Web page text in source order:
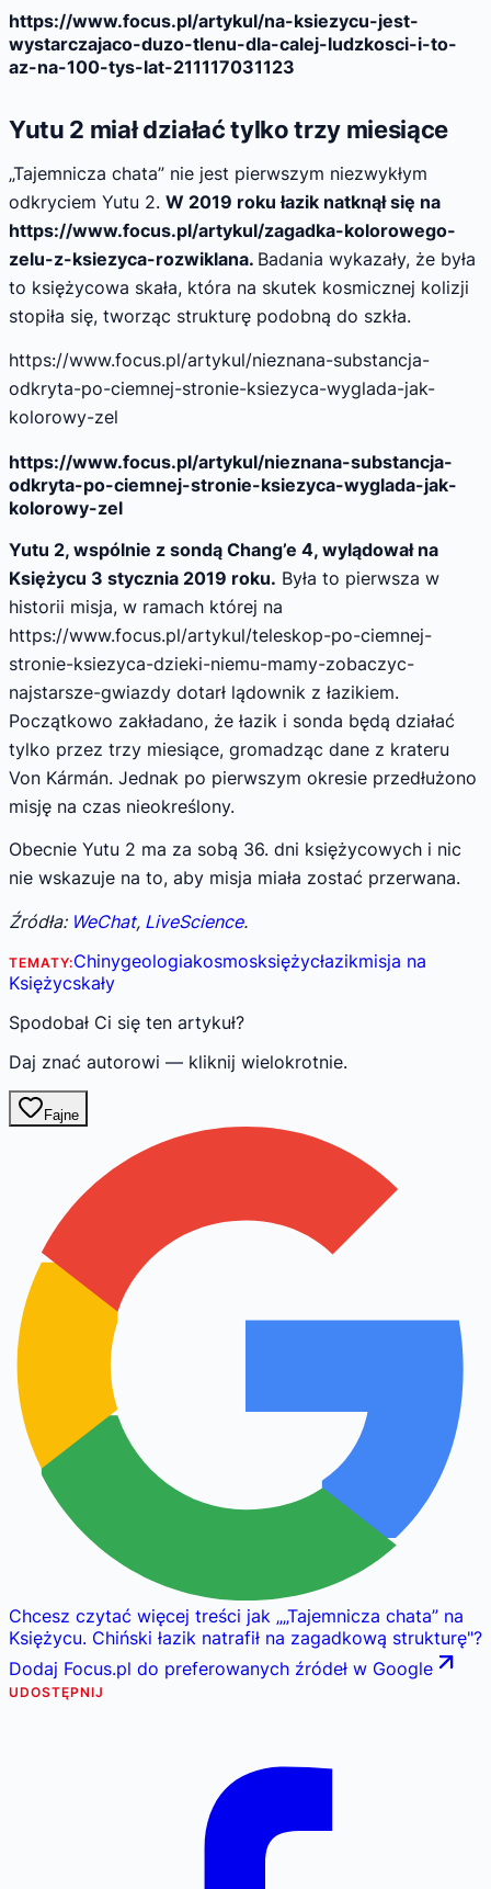
https://www.focus.pl/artykul/na-ksiezycu-jest-
wystarczajaco-duzo-tlenu-dla-calej-ludzkosci-i-to-
az-na-100-tys-lat-211117031123
Yutu 2 miał działać tylko trzy miesiące
„Tajemnicza chata” nie jest pierwszym niezwykłym
odkryciem Yutu 2. W 2019 roku łazik natknął się na
https://www.focus.pl/artykul/zagadka-kolorowego-
zelu-z-ksiezyca-rozwiklana. Badania wykazały, że była
to księżycowa skała, która na skutek kosmicznej kolizji
stopiła się, tworząc strukturę podobną do szkła.
https://www.focus.pl/artykul/nieznana-substancja-
odkryta-po-ciemnej-stronie-ksiezyca-wyglada-jak-
kolorowy-zel
https://www.focus.pl/artykul/nieznana-substancja-
odkryta-po-ciemnej-stronie-ksiezyca-wyglada-jak-
kolorowy-zel
Yutu 2, wspólnie z sondą Chang’e 4, wylądował na
Księżycu 3 stycznia 2019 roku. Była to pierwsza w
historii misja, w ramach której na
https://www.focus.pl/artykul/teleskop-po-ciemnej-
stronie-ksiezyca-dzieki-niemu-mamy-zobaczyc-
najstarsze-gwiazdy dotarł lądownik z łazikiem.
Początkowo zakładano, że łazik i sonda będą działać
tylko przez trzy miesiące, gromadząc dane z krateru
Von Kármán. Jednak po pierwszym okresie przedłużono
misję na czas nieokreślony.
Obecnie Yutu 2 ma za sobą 36. dni księżycowych i nic
nie wskazuje na to, aby misja miała zostać przerwana.
Źródła: WeChat, LiveScience.
TEMATY:Chinygeologiakosmosksiężycłazikmisja na
Księżycskały
Spodobał Ci się ten artykuł?
Daj znać autorowi — kliknij wielokrotnie.
Fajne
Chcesz czytać więcej treści jak „„Tajemnicza chata” na
Księżycu. Chiński łazik natrafił na zagadkową strukturę"?
Dodaj Focus.pl do preferowanych źródeł w Google
UDOSTĘPNIJ